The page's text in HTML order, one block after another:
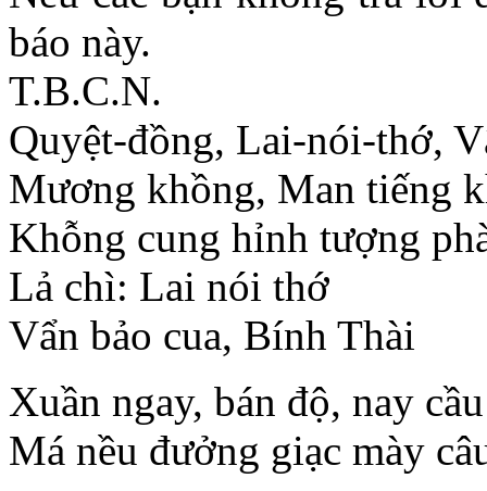
báo này.
T.B.C.N.
Quyệt-đồng, Lai-nói-thớ,
Mương khồng, Man tiếng
Khỗng cung hỉnh tượng
Lả chì: Lai nói thớ
Vẩn bảo cua, Bính Thài
Xuần ngay, bán độ, nay cầu
Má nều đưởng giạc mày